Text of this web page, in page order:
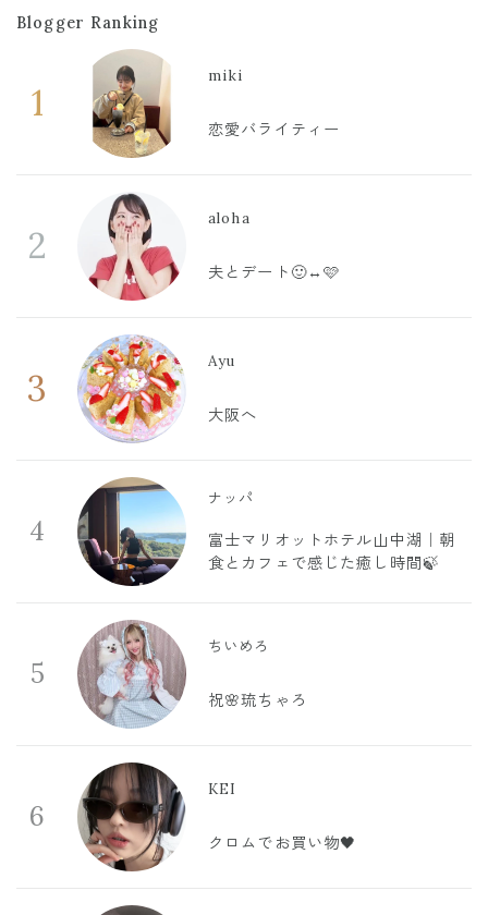
Blogger Ranking
1
miki
恋愛バライティー
2
aloha
夫とデート🙂‍↔️🩷
3
Ayu
大阪へ
4
ナッパ
富士マリオットホテル山中湖｜朝
食とカフェで感じた癒し時間🍃
5
ちいめろ
祝🌸琉ちゃろ
6
KEI
クロムでお買い物🖤